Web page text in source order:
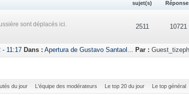
sujet(s)
sont déplacés ici. 2511 10721
- 11:17 Dans : Apertura de Gustavo Santaol... Par :
du jour L'équipe des modérateurs Le top 20 du jour Le top général